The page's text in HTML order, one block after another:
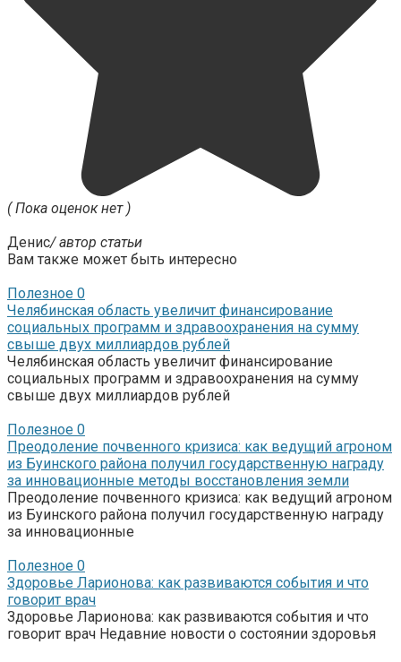
( Пока оценок нет )
Денис/ автор статьи
Вам также может быть интересно
Полезное 0
Челябинская область увеличит финансирование
социальных программ и здравоохранения на сумму
свыше двух миллиардов рублей
Челябинская область увеличит финансирование
социальных программ и здравоохранения на сумму
свыше двух миллиардов рублей
Полезное 0
Преодоление почвенного кризиса: как ведущий агроном
из Буинского района получил государственную награду
за инновационные методы восстановления земли
Преодоление почвенного кризиса: как ведущий агроном
из Буинского района получил государственную награду
за инновационные
Полезное 0
Здоровье Ларионова: как развиваются события и что
говорит врач
Здоровье Ларионова: как развиваются события и что
говорит врач Недавние новости о состоянии здоровья